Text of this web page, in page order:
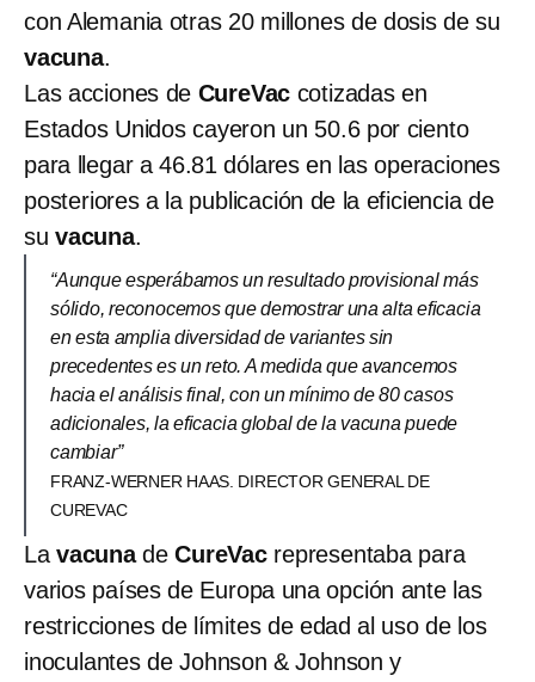
con Alemania otras 20 millones de dosis de su
vacuna.
Las acciones de CureVac cotizadas en
Estados Unidos cayeron un 50.6 por ciento
para llegar a 46.81 dólares en las operaciones
posteriores a la publicación de la eficiencia de
su vacuna.
“Aunque esperábamos un resultado provisional más
sólido, reconocemos que demostrar una alta eficacia
en esta amplia diversidad de variantes sin
precedentes es un reto. A medida que avancemos
hacia el análisis final, con un mínimo de 80 casos
adicionales, la eficacia global de la vacuna puede
cambiar”
FRANZ-WERNER HAAS. DIRECTOR GENERAL DE
CUREVAC
La vacunadeCureVacrepresentaba para
varios países de Europa una opción ante las
restricciones de límites de edad al uso de los
inoculantes de Johnson & Johnson y